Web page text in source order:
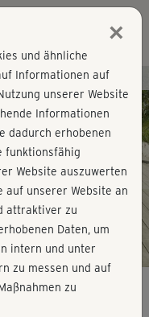
×
und ähnliche
Informationen auf
unserer Website
Informationen
dadurch erhobenen
funktionsfähig
Website auszuwerten
auf unserer Website an
attraktiver zu
Daten, um
intern und unter
zu messen und auf
zu